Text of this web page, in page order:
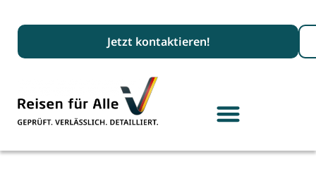
Jetzt kontaktieren!